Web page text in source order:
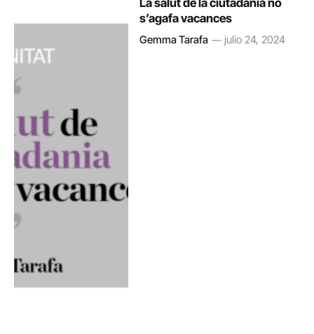
s’agafa vacances
Gemma Tarafa julio 24, 2024